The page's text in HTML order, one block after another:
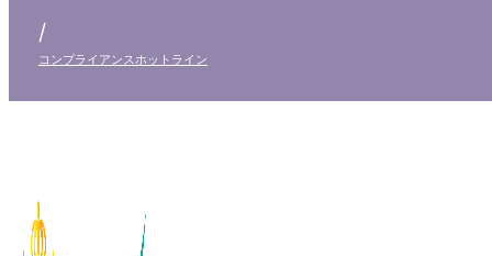
/
コンプライアンスホットライン